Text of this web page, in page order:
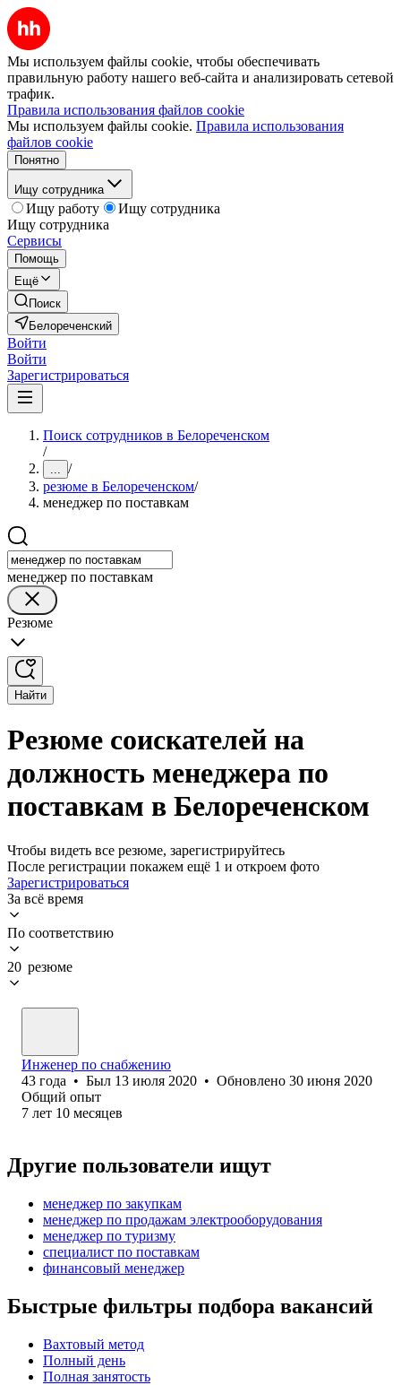
Мы используем файлы cookie, чтобы обеспечивать
правильную работу нашего веб-сайта и анализировать сетевой
трафик.
Правила использования файлов cookie
Мы используем файлы cookie. Правила использования
файлов cookie
Понятно
Ищу сотрудника
Ищу работу
Ищу сотрудника
Ищу сотрудника
Сервисы
Помощь
Ещё
Поиск
Белореченский
Войти
Войти
Зарегистрироваться
Поиск сотрудников в Белореченском
/
... /
резюме в Белореченском/
менеджер по поставкам
менеджер по поставкам
Резюме
Найти
Резюме соискателей на
должность менеджера по
поставкам в Белореченском
Чтобы видеть все резюме, зарегистрируйтесь
После регистрации покажем ещё 1 и откроем фото
Зарегистрироваться
За всё время
По соответствию
20 резюме
Инженер по снабжению
43 года • Был 13 июля 2020 • Обновлено 30 июня 2020
Общий опыт
7 лет 10 месяцев
Другие пользователи ищут
менеджер по закупкам
менеджер по продажам электрооборудования
менеджер по туризму
специалист по поставкам
финансовый менеджер
Быстрые фильтры подбора вакансий
Вахтовый метод
Полный день
Полная занятость